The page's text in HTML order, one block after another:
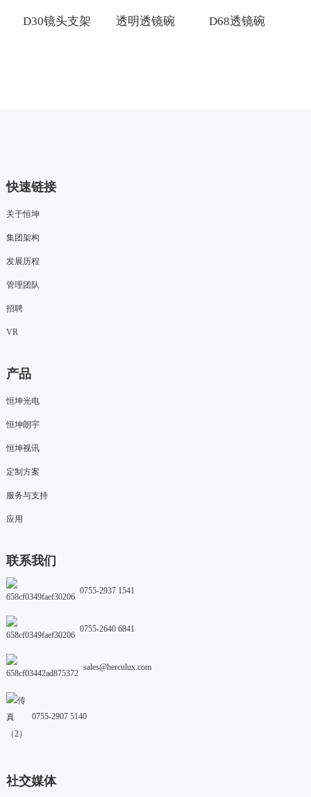
D30镜头支架 透明透镜碗 D68透镜碗
快速链接
关于恒坤
集团架构
发展历程
管理团队
招聘
VR
产品
恒坤光电
恒坤朗宇
恒坤视讯
定制方案
服务与支持
应用
联系我们
0755-2937 1541
0755-2640 6841
sales@herculux.com
0755-2907 5140
社交媒体